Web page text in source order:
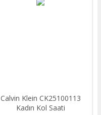
Calvin Klein CK25100113
Kadın Kol Saati